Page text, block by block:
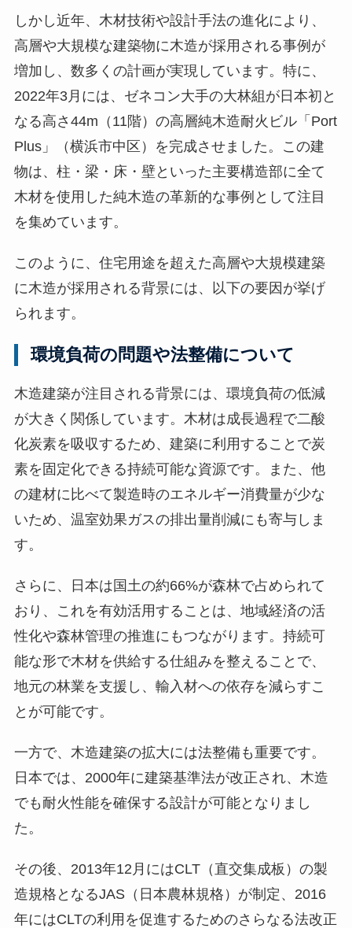
しかし近年、木材技術や設計手法の進化により、
高層や大規模な建築物に木造が採用される事例が
増加し、数多くの計画が実現しています。特に、
2022年3月には、ゼネコン大手の大林組が日本初と
なる高さ44m（11階）の高層純木造耐火ビル「Port
Plus」（横浜市中区）を完成させました。この建
物は、柱・梁・床・壁といった主要構造部に全て
木材を使用した純木造の革新的な事例として注目
を集めています。
このように、住宅用途を超えた高層や大規模建築
に木造が採用される背景には、以下の要因が挙げ
られます。
環境負荷の問題や法整備について
木造建築が注目される背景には、環境負荷の低減
が大きく関係しています。木材は成長過程で二酸
化炭素を吸収するため、建築に利用することで炭
素を固定化できる持続可能な資源です。また、他
の建材に比べて製造時のエネルギー消費量が少な
いため、温室効果ガスの排出量削減にも寄与しま
す。
さらに、日本は国土の約66%が森林で占められて
おり、これを有効活用することは、地域経済の活
性化や森林管理の推進にもつながります。持続可
能な形で木材を供給する仕組みを整えることで、
地元の林業を支援し、輸入材への依存を減らすこ
とが可能です。
一方で、木造建築の拡大には法整備も重要です。
日本では、2000年に建築基準法が改正され、木造
でも耐火性能を確保する設計が可能となりまし
た。
その後、2013年12月にはCLT（直交集成板）の製
造規格となるJAS（日本農林規格）が制定、2016
年にはCLTの利用を促進するためのさらなる法改正